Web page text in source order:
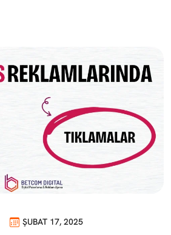
ŞUBAT 17, 2025